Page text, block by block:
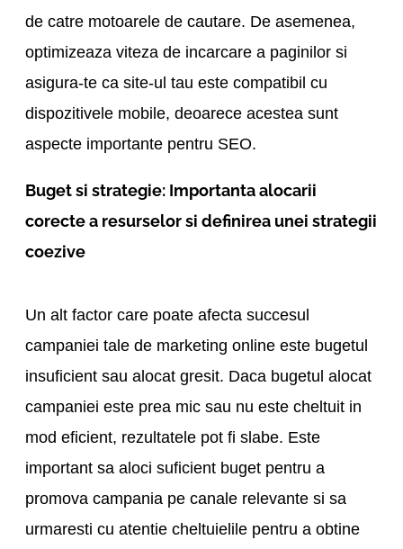
de catre motoarele de cautare. De asemenea,
optimizeaza viteza de incarcare a paginilor si
asigura-te ca site-ul tau este compatibil cu
dispozitivele mobile, deoarece acestea sunt
aspecte importante pentru SEO.
Buget si strategie: Importanta alocarii
corecte a resurselor si definirea unei strategii
coezive
Un alt factor care poate afecta succesul
campaniei tale de marketing online este bugetul
insuficient sau alocat gresit. Daca bugetul alocat
campaniei este prea mic sau nu este cheltuit in
mod eficient, rezultatele pot fi slabe. Este
important sa aloci suficient buget pentru a
promova campania pe canale relevante si sa
urmaresti cu atentie cheltuielile pentru a obtine